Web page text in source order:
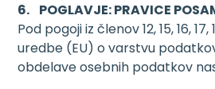
6. POGLAVJE: PRAVICE
Pod pogoji iz členov 12, 15, 16,
uredbe (EU) o varstvu
obdelave osebnih podatkov